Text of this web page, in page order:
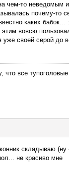
чем-то неведомым
почему-то
каких
этим вовсю
уже своей серой
что все
складываю
не красиво мне